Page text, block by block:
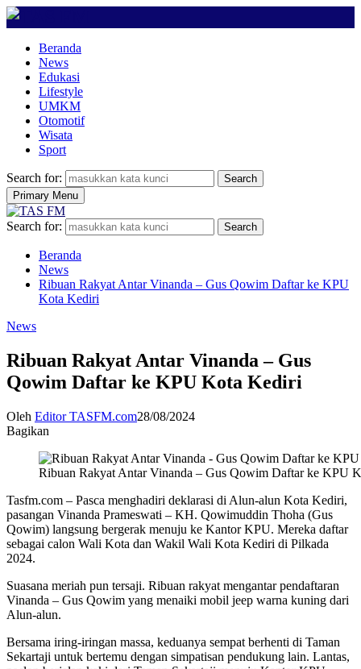
Beranda
News
Edukasi
Lifestyle
UMKM
Otomotif
Wisata
Sport
Search for:
Search
Primary Menu
Search for: Search
Beranda
News
Ribuan Rakyat Antar Vinanda – Gus Qowim Daftar ke KPU
Kota Kediri
News
Ribuan Rakyat Antar Vinanda – Gus
Qowim Daftar ke KPU Kota Kediri
Oleh Editor TASFM.com28/08/2024
Bagikan
Ribuan Rakyat Antar Vinanda – Gus Qowim Daftar ke KPU
Tasfm.com – Pasca menghadiri deklarasi di Alun-alun Kota Kediri,
pasangan Vinanda Prameswati – KH. Qowimuddin Thoha (Gus
Qowim) langsung bergerak menuju ke Kantor KPU. Mereka daftar
sebagai calon Wali Kota dan Wakil Wali Kota Kediri di Pilkada
2024.
Suasana meriah pun tersaji. Ribuan rakyat mengantar pendaftaran
Vinanda – Gus Qowim yang menaiki mobil jeep warna kuning dari
Alun-alun.
Bersama iring-iringan massa, keduanya sempat berhenti di Taman
Sekartaji untuk bertemu dengan simpatisan pendukung lain. Lantas,